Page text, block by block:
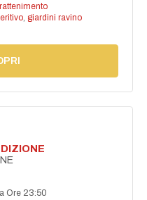
, giardini ravino
Ore 23:50